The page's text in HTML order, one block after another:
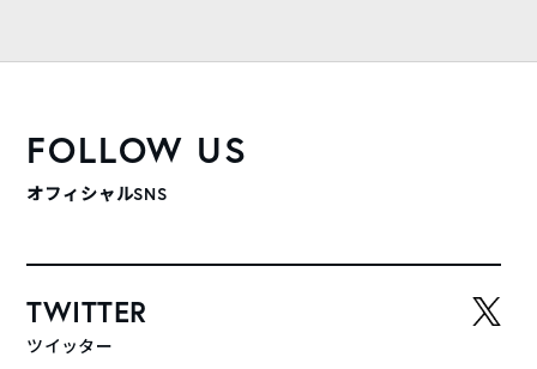
FOLLOW US
オフィシャルSNS
TWITTER
ツイッター